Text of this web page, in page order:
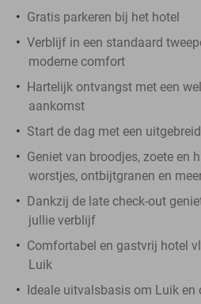
Gratis parkeren bij het hotel
Verblijf in een standaard
moderne comfort
Hartelijk ontvangst met een
aankomst
Start de dag met een
Geniet van broodjes, zoete en
worstjes, ontbijtgranen en
Dankzij de late check-out
jullie verblijf
Comfortabel en gastvrij hotel
Luik
Ideale uitvalsbasis om Luik en